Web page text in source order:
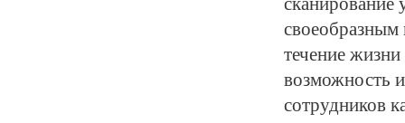
своеобразным
течение жизни
возможность
сотрудников